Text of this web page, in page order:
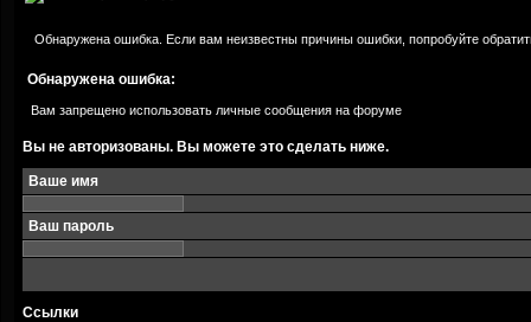
Обнаружена ошибка. Если вам неизвестны причины ошибки, попробуйте
Обнаружена ошибка:
Вам запрещено использовать личные сообщения на форуме
Вы не авторизованы. Вы можете это сделать ниже.
Ваше имя
Ваш пароль
Ссылки